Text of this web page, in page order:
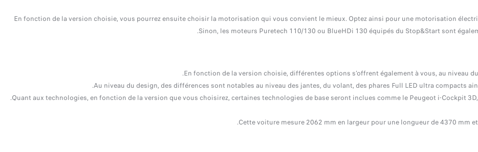
En fonction de la version choisie, vous pourrez ensuite choisir la motorisation qui vous convient le mieux. Optez ainsi pour une motorisation
Sinon, les moteurs Puretech 110/130 ou BlueHDi 130 équipés du Stop&Start sont
En fonction de la version choisie, différentes options s’offrent également à vous, au niveau
Au niveau du design, des différences sont notables au niveau des jantes, du volant, des phares Full LED ultra compacts
Quant aux technologies, en fonction de la version que vous choisirez, certaines technologies de base seront inclues comme le Peugeot i-Cockpit
Cette voiture mesure 2062 mm en largeur pour une longueur de 4370 mm